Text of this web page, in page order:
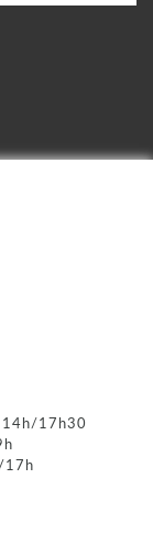
17h30
17h